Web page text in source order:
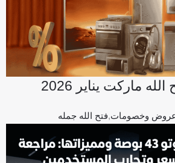
ماركت يناير 2026
وخصومات,فتح الله جمله